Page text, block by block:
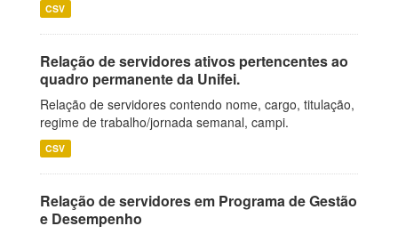
CSV
Relação de servidores ativos pertencentes ao
quadro permanente da Unifei.
Relação de servidores contendo nome, cargo, titulação,
regime de trabalho/jornada semanal, campi.
CSV
Relação de servidores em Programa de Gestão
e Desempenho